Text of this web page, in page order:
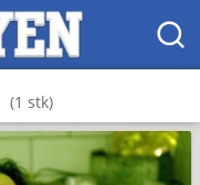
SØK
(1 stk)